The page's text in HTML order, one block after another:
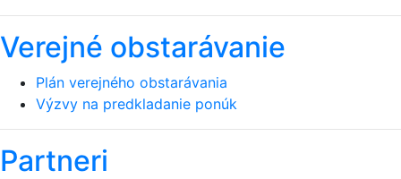
Verejné obstarávanie
Plán verejného obstarávania
Výzvy na predkladanie ponúk
Partneri